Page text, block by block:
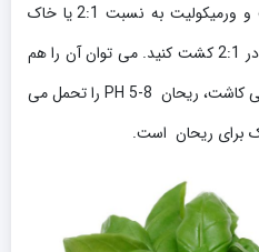
را می توان در خاک مخلوط پیت و ورمیکولیت به نسبت 2:1 یا خاک
باغچه و کود آلی کاملاً تجزیه شده در 2:1 کشت کنید. می توان آن را هم
در خاک اسیدی و هم در خاک قلیایی کاشت، ریحان PH 5-8 را تحمل می
برای ریحان است.